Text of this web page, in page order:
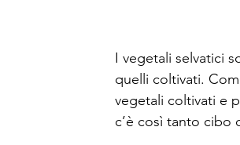
I vegetali selvatici
quelli coltivati.
vegetali coltivati e
c’è così tanto cibo